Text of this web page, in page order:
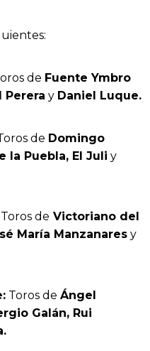
de Fuente Ymbro
Perera y Daniel Luque.
de Domingo
la Puebla, El Juli y
Toros de Victoriano del
María Manzanares y
Toros de Ángel
Galán, Rui